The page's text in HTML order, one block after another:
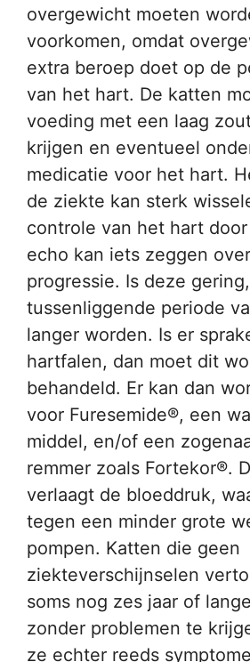
overgewicht moeten
voorkomen, omdat
extra beroep doet op de
van het hart. De katten
voeding met een laag
krijgen en eventueel
medicatie voor het hart.
de ziekte kan sterk
controle van het hart
echo kan iets zeggen
progressie. Is deze
tussenliggende periode
langer worden. Is er
hartfalen, dan moet dit
behandeld. Er kan dan
voor Furesemide®, een
middel, en/of een
remmer zoals Fortekor®.
verlaagt de bloeddruk,
tegen een minder grote
pompen. Katten die geen
ziekteverschijnselen
soms nog zes jaar of
zonder problemen te
ze echter reeds